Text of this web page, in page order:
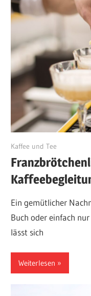
November 29, 2023
Kaffee und Tee
Ein gemütlicher
Buch oder einfach
lässt sich
Weiterlesen